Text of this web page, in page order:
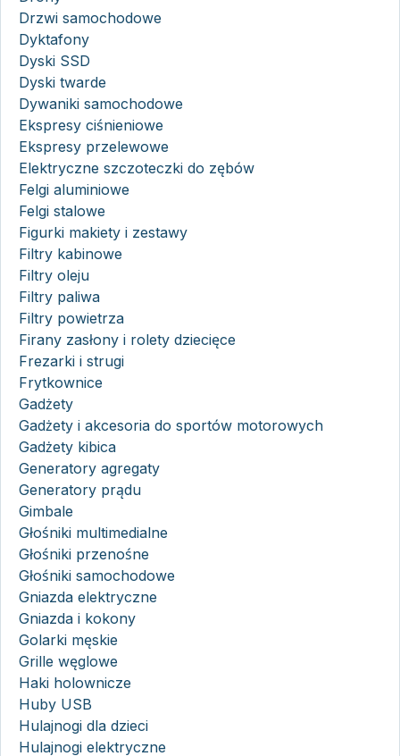
Drzwi samochodowe
Dyktafony
Dyski SSD
Dyski twarde
Dywaniki samochodowe
Ekspresy ciśnieniowe
Ekspresy przelewowe
Elektryczne szczoteczki do zębów
Felgi aluminiowe
Felgi stalowe
Figurki makiety i zestawy
Filtry kabinowe
Filtry oleju
Filtry paliwa
Filtry powietrza
Firany zasłony i rolety dziecięce
Frezarki i strugi
Frytkownice
Gadżety
Gadżety i akcesoria do sportów motorowych
Gadżety kibica
Generatory agregaty
Generatory prądu
Gimbale
Głośniki multimedialne
Głośniki przenośne
Głośniki samochodowe
Gniazda elektryczne
Gniazda i kokony
Golarki męskie
Grille węglowe
Haki holownicze
Huby USB
Hulajnogi dla dzieci
Hulajnogi elektryczne